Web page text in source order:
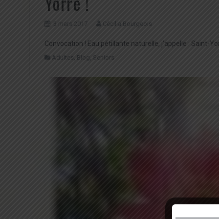
3 mars 2017 Cécilia Bourgeois
Convocation ! Eau pétillante naturelle, j’appelle : Saint-
Adultes, Blog Seniors